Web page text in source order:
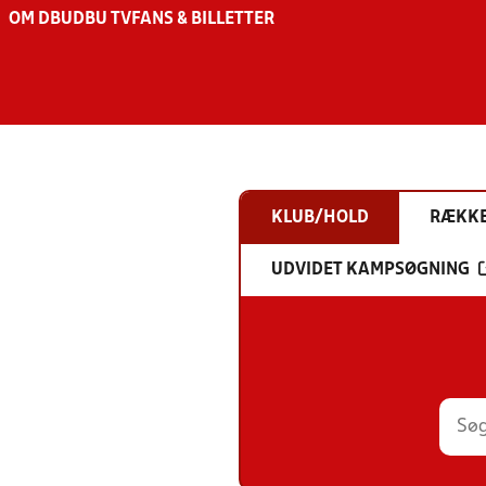
OM DBU DBU TV FANS & BILLETTER
KLUB/HOLD
UDVIDET KAMPSØGNING